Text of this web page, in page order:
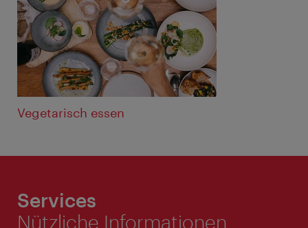
Vegetarisch essen
Services
Nützliche Informationen